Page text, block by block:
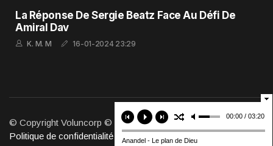
La Réponse De Sergie Beatz Face Au Défi De
Amiral Dav
K. M. M 16-01-2024 23:29
© Copyright Voluncorp © 2011-2026. Tous Droits Réservés.
Politique de confidentialité
00:00 / 03:20
Anandel - Le plan de Dieu